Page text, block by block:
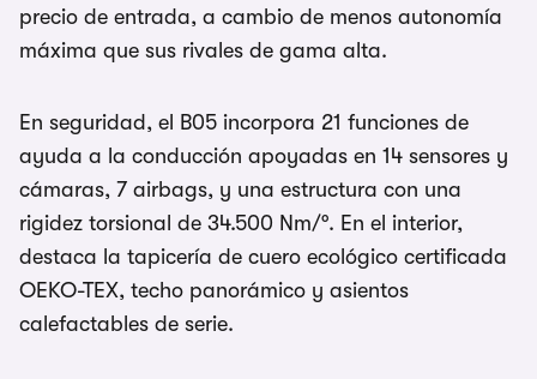
precio de entrada, a cambio de menos autonomía
máxima que sus rivales de gama alta.
En seguridad, el B05 incorpora 21 funciones de
ayuda a la conducción apoyadas en 14 sensores y
cámaras, 7 airbags, y una estructura con una
rigidez torsional de 34.500 Nm/°. En el interior,
destaca la tapicería de cuero ecológico certificada
OEKO-TEX, techo panorámico y asientos
calefactables de serie.